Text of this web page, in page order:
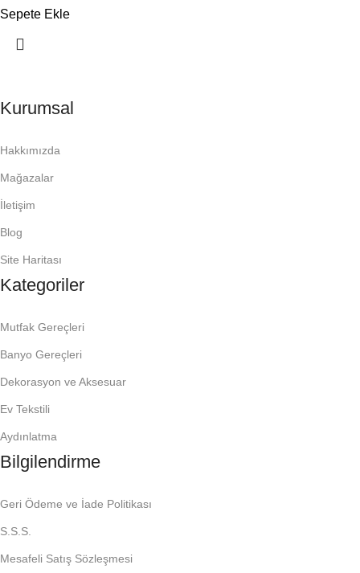
Sepete Ekle
Kurumsal
Hakkımızda
Mağazalar
İletişim
Blog
Site Haritası
Kategoriler
Mutfak Gereçleri
Banyo Gereçleri
Dekorasyon ve Aksesuar
Ev Tekstili
Aydınlatma
Bilgilendirme
Geri Ödeme ve İade Politikası
S.S.S.
Mesafeli Satış Sözleşmesi